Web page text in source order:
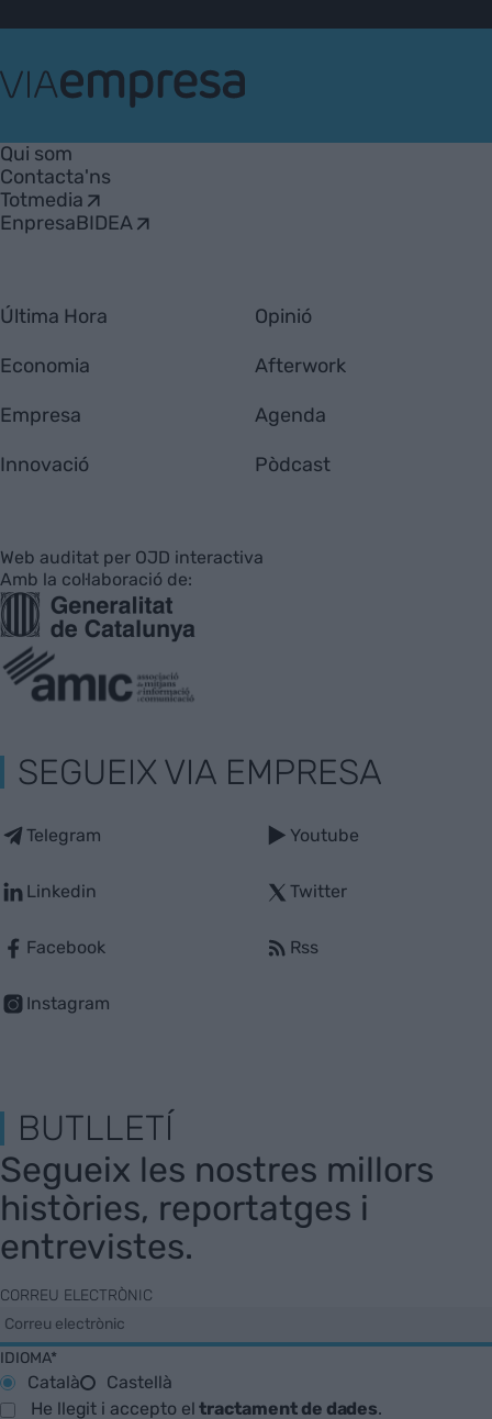
Empresa
Qui som
Contacta'ns
Totmedia
EnpresaBIDEA
Última Hora
Economia
Empresa
Innovació
Opinió
Afterwork
Agenda
Pòdcast
Web auditat per OJD interactiva
Amb la col·laboració de:
SEGUEIX VIA EMPRESA
Telegram
Linkedin
Facebook
Instagram
Youtube
Twitter
Rss
BUTLLETÍ
Segueix les nostres millors
històries, reportatges i
entrevistes.
CORREU ELECTRÒNIC
IDIOMA*
Català
Castellà
He llegit i accepto eltractament de dades.